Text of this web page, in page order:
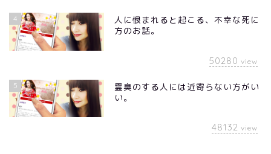
4
人に恨まれると起こる、不幸な死に
方のお話。
50280 view
5
霊臭のする人には近寄らない方がい
い。
48132 view